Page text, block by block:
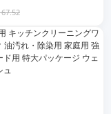
汚れ・錆止めクリー
スト